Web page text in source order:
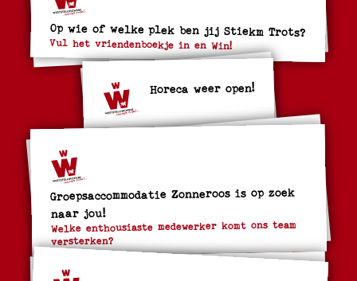
Op wie of welke plek ben jij Stiekm Trots?
Vul het vriendenboekje in en Win!
Horeca weer open!
Groepsaccommodatie Zonneroos is op zoek
naar jou!
Welke enthousiaste medewerker komt ons team
versterken?